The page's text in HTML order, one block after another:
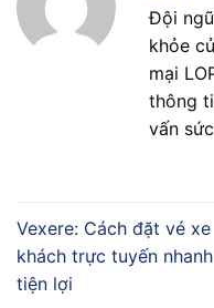
Đội
khỏe
mại
thông
vấn
Vexere: Cách đặt vé xe
khách trực tuyến
tiện lợi